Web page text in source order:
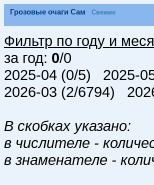
Грозовые очаги Сам Свежие
Фильтр по году и
за год: 0/0
2025-04 (0/5) 2025-
2026-03 (2/6794)
В скобках указано:
в числителе -
в знаменателе -